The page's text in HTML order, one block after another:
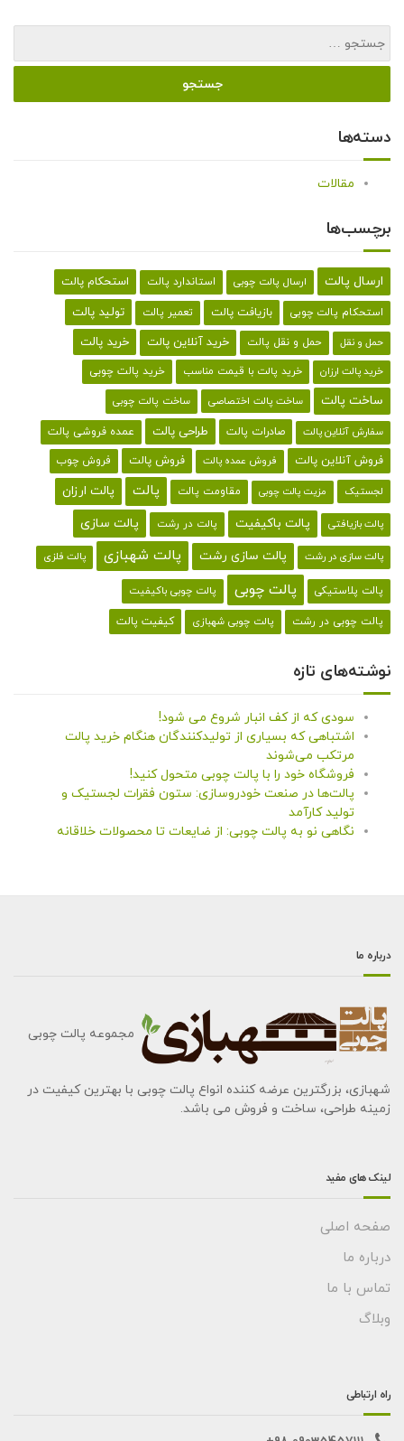
دسته‌ها
مقالات
برچسب‌ها
ارسال پالت ارسال پالت چوبی استاندارد پالت استحکام پالت
استحکام پالت چوبی بازیافت پالت تعمیر پالت تولید پالت
حمل و نقل حمل و نقل پالت خرید آنلاین پالت خرید پالت
خرید پالت ارزان خرید پالت با قیمت مناسب خرید پالت چوبی
ساخت پالت ساخت پالت اختصاصی ساخت پالت چوبی
سفارش آنلاین پالت صادرات پالت طراحی پالت عمده فروشی پالت
فروش آنلاین پالت فروش عمده پالت فروش پالت فروش چوب
لجستیک مزیت پالت چوبی مقاومت پالت پالت پالت ارزان
پالت بازیافتی پالت باکیفیت پالت در رشت پالت سازی
پالت سازی در رشت پالت سازی رشت پالت شهبازی پالت فلزی
پالت پلاستیکی پالت چوبی پالت چوبی باکیفیت
پالت چوبی در رشت پالت چوبی شهبازی کیفیت پالت
نوشته‌های تازه
سودی که از کف انبار شروع می شود!
اشتباهی که بسیاری از تولیدکنندگان هنگام خرید پالت
مرتکب می‌شوند
فروشگاه خود را با پالت چوبی متحول کنید!
پالت‌ها در صنعت خودروسازی: ستون فقرات لجستیک و
تولید کارآمد
نگاهی نو به پالت چوبی: از ضایعات تا محصولات خلاقانه
درباره ما
مجموعه پالت چوبی
شهبازی، بزرگترین عرضه کننده انواع پالت چوبی با بهترین کیفیت در
زمینه طراحی، ساخت و فروش می باشد.
لینک های مفید
صفحه اصلی
درباره ما
تماس با ما
وبلاگ
راه ارتباطی